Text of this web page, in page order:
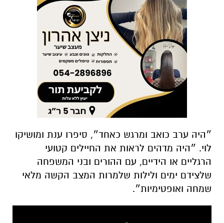
״היה ערב כואב ומרגש כאחד״, סיפרו ענת ומושיקו
לוי. ״היה מדהים לראות את החיילים קטועי
הרגליים או הידיים, עם ההורים ובני המשפחה
שלצידם ימים ולילות שלמרות המצב הקשה מלאי
שמחה ואופטימיות״.